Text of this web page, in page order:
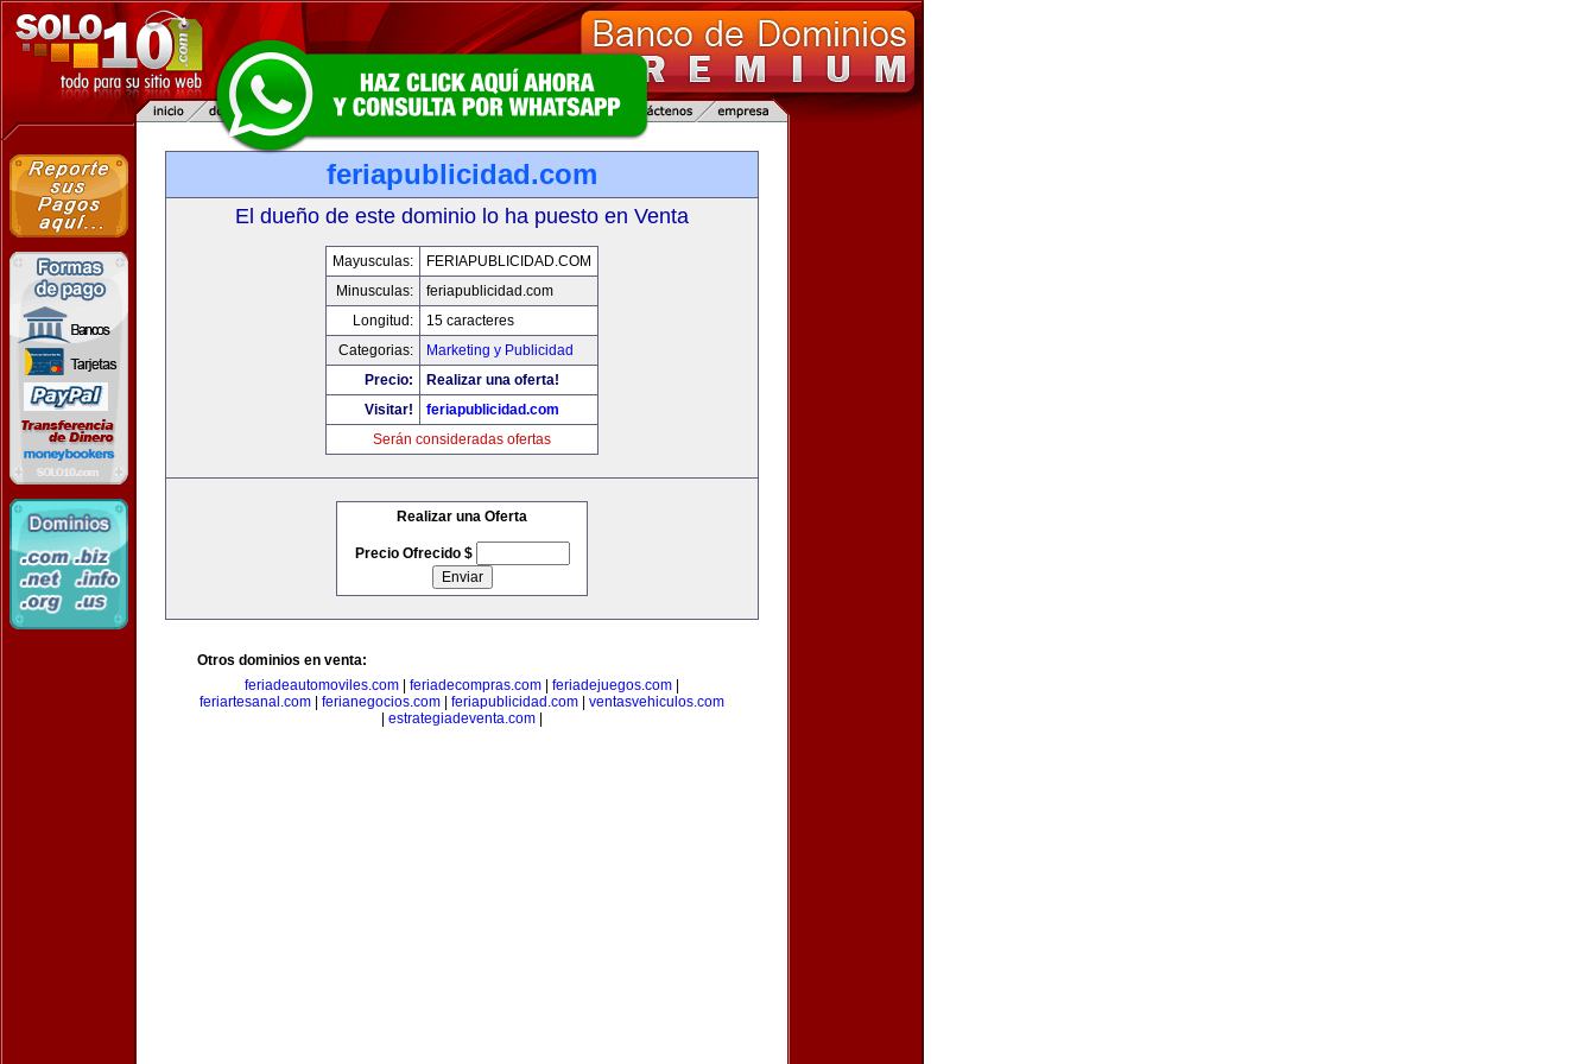
feriapublicidad.com
El dueño de este dominio lo ha puesto en Venta
Mayusculas:
FERIAPUBLICIDAD.COM
Minusculas:
feriapublicidad.com
Longitud:
15 caracteres
Categorias:
Marketing y Publicidad
Precio:
Realizar una oferta!
Visitar!
feriapublicidad.com
Serán consideradas ofertas
Realizar una Oferta
Precio Ofrecido $
Otros dominios en venta:
feriadeautomoviles.com
feriadecompras.com feriadejuegos.com
feriartesanal.com
ferianegocios.com feriapublicidad.com
ventasvehiculos.com
estrategiadeventa.com